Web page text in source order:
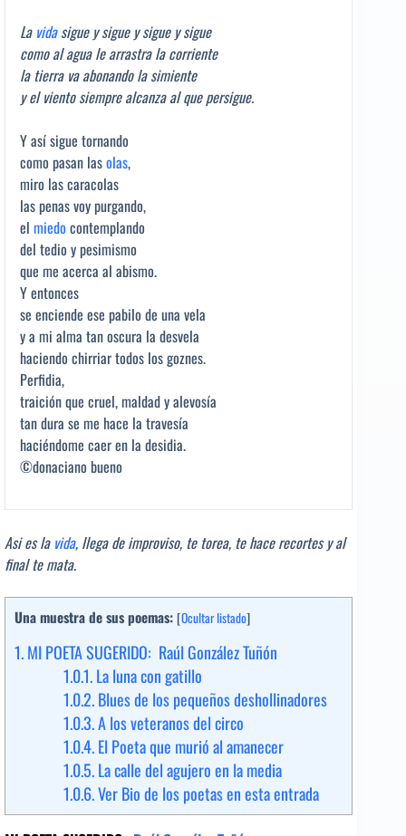
La vidasigue y sigue y sigue y sigue
como al agua le arrastra la corriente
la tierra va abonando la simiente
y el viento siempre alcanza al que persigue.
Y así sigue tornando
como pasan lasolas,
miro las caracolas
las penas voy purgando,
el miedo contemplando
del tedio y pesimismo
que me acerca al abismo.
Y entonces
se enciende ese pabilo de una vela
y a mi alma tan oscura la desvela
haciendo chirriar todos los goznes.
Perfidia,
traición que cruel, maldad y alevosía
tan dura se me hace la travesía
haciéndome caer en la desidia.
©donaciano bueno
Asi es la vida, llega de improviso, te torea, te hace recortes y al
final te mata.
Una muestra de sus poemas: [Ocultar listado]
1.MI POETA SUGERIDO: Raúl González Tuñón
1.0.1.La luna con gatillo
1.0.2.Blues de los pequeños deshollinadores
1.0.3.A los veteranos del circo
1.0.4.El Poeta que murió al amanecer
1.0.5.La calle del agujero en la media
1.0.6.Ver Bio de los poetas en esta entrada